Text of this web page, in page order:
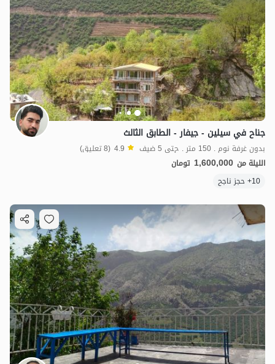
جناح في سيلين - جيفار - الطابق الثالث
بدون غرفة نوم . 150 متر . حتى 5 ضيف 4.9 (8 تعليق)
الليلة من 1,600,000 تومان
10+ حجز ناجح